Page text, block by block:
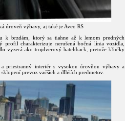
úroveň výbavy, aj také je Aveo RS
k brzdám, ktorý sa tiahne až k lemom predných
charakterizuje nerušená bočná línia vozidla,
vyzerá ako trojdverový hatchback, pretože kľučky
priestranný interiér s vysokou úrovňou výbavy a
prevoz väčších a dlhších predmetov.